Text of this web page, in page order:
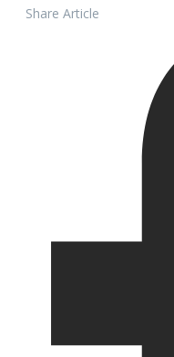
Share Article